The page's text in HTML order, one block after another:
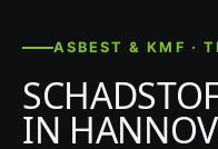
ASBEST & KMF ·
IN